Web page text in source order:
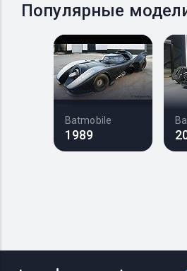
Популярные
Batmobile
1989